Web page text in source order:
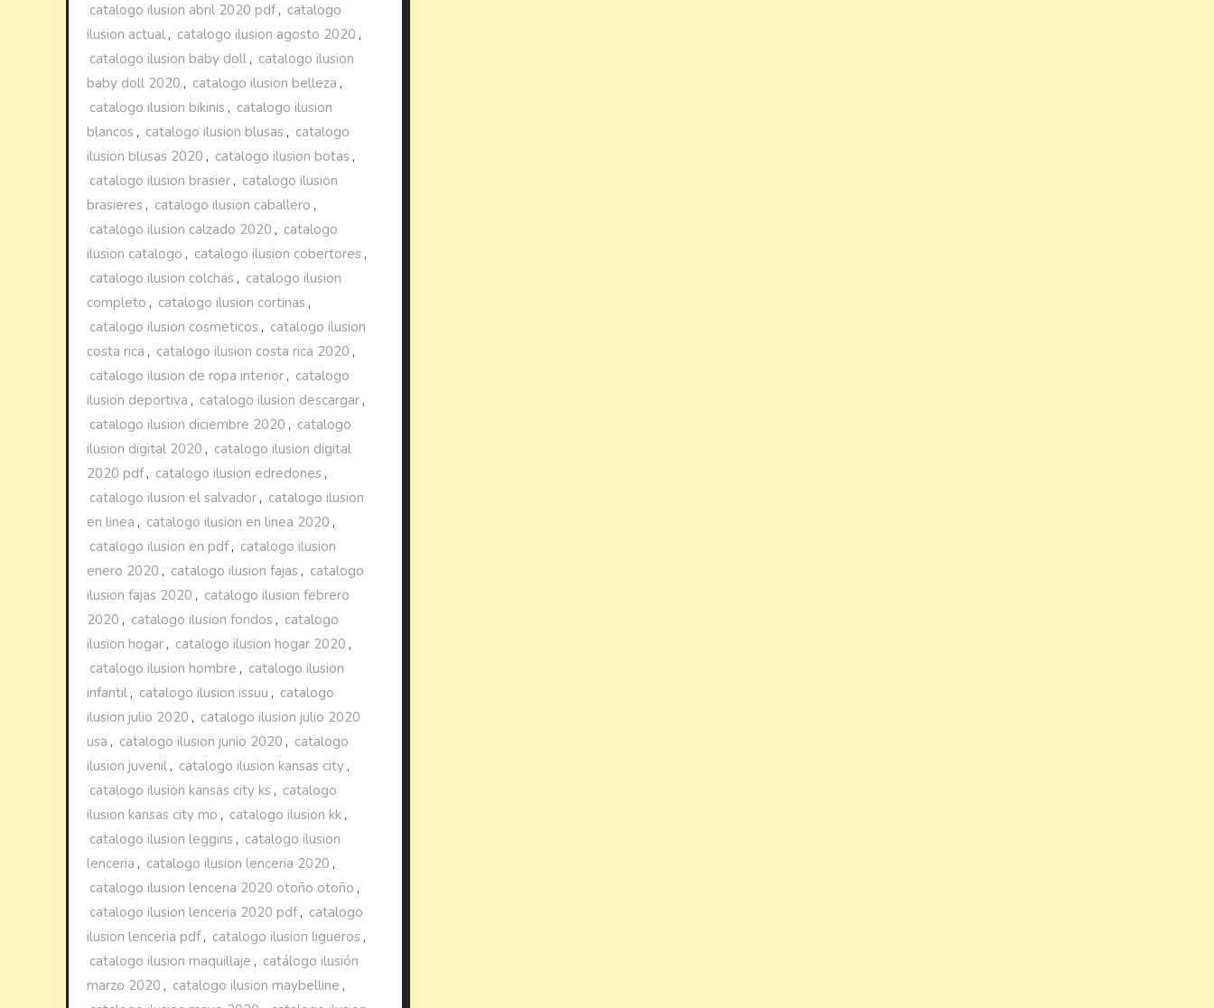
catalogo ilusion abril 2020 pdf, catalogo
ilusion actual , catalogo ilusion agosto 2020 ,
catalogo ilusion baby doll , catalogo ilusion
baby doll 2020 , catalogo ilusion belleza ,
catalogo ilusion bikinis , catalogo ilusion
blancos , catalogo ilusion blusas , catalogo
ilusion blusas 2020 , catalogo ilusion botas ,
catalogo ilusion brasier , catalogo ilusion
brasieres , catalogo ilusion caballero ,
catalogo ilusion calzado 2020 , catalogo
ilusion catalogo , catalogo ilusion cobertores ,
catalogo ilusion colchas , catalogo ilusion
completo , catalogo ilusion cortinas ,
catalogo ilusion cosmeticos , catalogo ilusion
costa rica , catalogo ilusion costa rica 2020 ,
catalogo ilusion de ropa interior , catalogo
ilusion deportiva , catalogo ilusion descargar ,
catalogo ilusion diciembre 2020 , catalogo
ilusion digital 2020 , catalogo ilusion digital
2020 pdf, catalogo ilusion edredones ,
catalogo ilusion el salvador , catalogo ilusion
en linea , catalogo ilusion en linea 2020 ,
catalogo ilusion en pdf, catalogo ilusion
enero 2020 , catalogo ilusion fajas , catalogo
ilusion fajas 2020 , catalogo ilusion febrero
2020 , catalogo ilusion fondos , catalogo
ilusion hogar , catalogo ilusion hogar 2020 ,
catalogo ilusion hombre , catalogo ilusion
infantil , catalogo ilusion issuu , catalogo
ilusion julio 2020 , catalogo ilusion julio 2020
usa , catalogo ilusion junio 2020 , catalogo
ilusion juvenil , catalogo ilusion kansas city ,
catalogo ilusion kansas city ks , catalogo
ilusion kansas city mo , catalogo ilusion kk ,
catalogo ilusion leggins , catalogo ilusion
lenceria , catalogo ilusion lenceria 2020 ,
catalogo ilusion lenceria 2020 otoño otoño ,
catalogo ilusion lenceria 2020 pdf, catalogo
ilusion lenceria pdf, catalogo ilusion ligueros ,
catalogo ilusion maquillaje , catálogo ilusión
marzo 2020 , catalogo ilusion maybelline ,